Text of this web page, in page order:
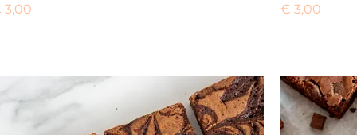
3,00
Prijs
€ 3,00